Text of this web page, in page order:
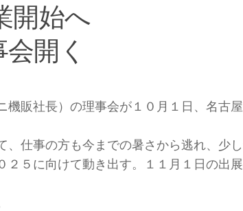
開始へ
開く
販社長）の理事会が１０月１日、名古
仕事の方も今までの暑さから逃れ、少
５に向けて動き出す。１１月１日の出